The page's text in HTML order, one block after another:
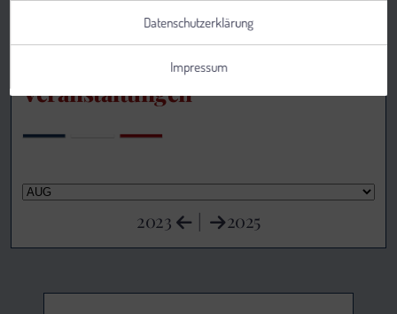
Veranstaltungen
2023 | 2025
VERWENDEN
Datenschutzerklärung
Impressum